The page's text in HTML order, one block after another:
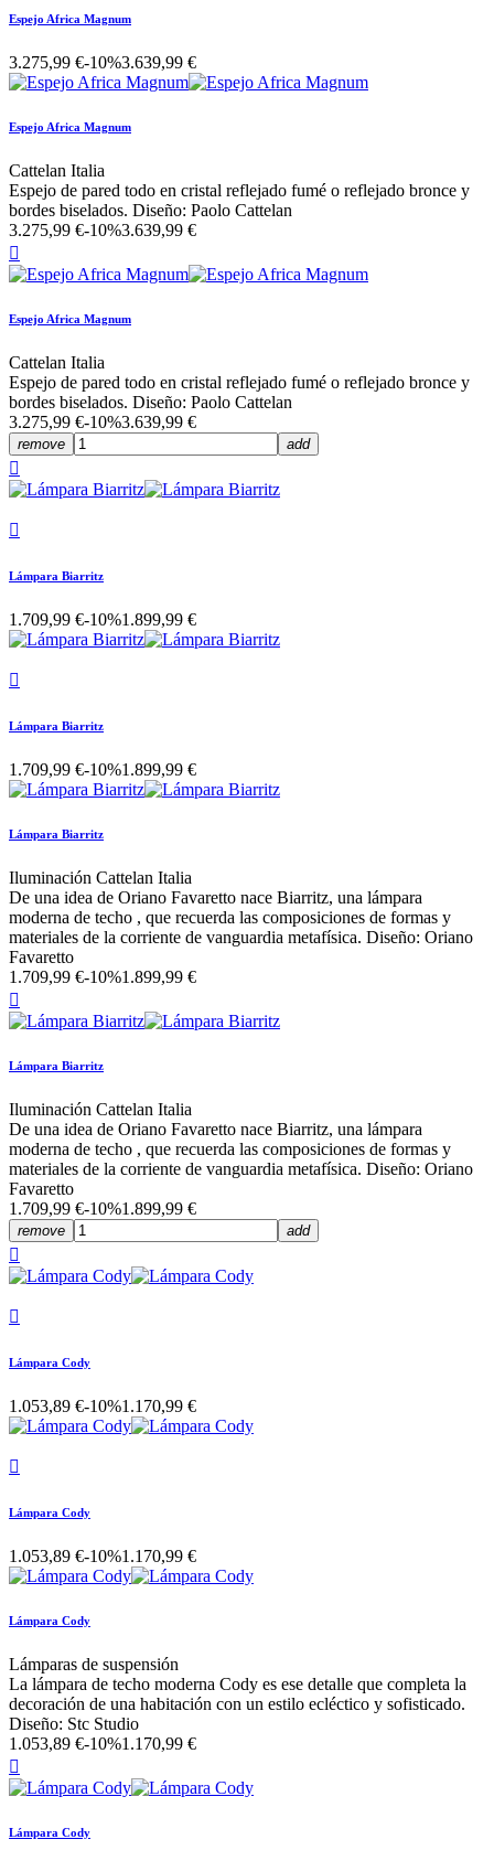
Espejo Africa Magnum
3.275,99 €-10%3.639,99 €
Espejo Africa Magnum
Cattelan Italia
Espejo de pared todo en cristal reflejado fumé o reflejado bronce y
bordes biselados. Diseño: Paolo Cattelan
3.275,99 €-10%3.639,99 €

Espejo Africa Magnum
Cattelan Italia
Espejo de pared todo en cristal reflejado fumé o reflejado bronce y
bordes biselados. Diseño: Paolo Cattelan
3.275,99 €-10%3.639,99 €
remove add


Lámpara Biarritz
1.709,99 €-10%1.899,99 €

Lámpara Biarritz
1.709,99 €-10%1.899,99 €
Lámpara Biarritz
Iluminación Cattelan Italia
De una idea de Oriano Favaretto nace Biarritz, una lámpara
moderna de techo , que recuerda las composiciones de formas y
materiales de la corriente de vanguardia metafísica. Diseño: Oriano
Favaretto
1.709,99 €-10%1.899,99 €

Lámpara Biarritz
Iluminación Cattelan Italia
De una idea de Oriano Favaretto nace Biarritz, una lámpara
moderna de techo , que recuerda las composiciones de formas y
materiales de la corriente de vanguardia metafísica. Diseño: Oriano
Favaretto
1.709,99 €-10%1.899,99 €
remove add


Lámpara Cody
1.053,89 €-10%1.170,99 €

Lámpara Cody
1.053,89 €-10%1.170,99 €
Lámpara Cody
Lámparas de suspensión
La lámpara de techo moderna Cody es ese detalle que completa la
decoración de una habitación con un estilo ecléctico y sofisticado.
Diseño: Stc Studio
1.053,89 €-10%1.170,99 €

Lámpara Cody